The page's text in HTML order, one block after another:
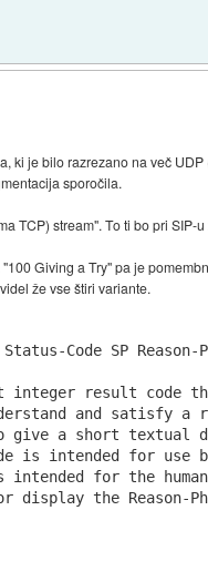
ki je bilo razrezano na več
sporočila.
TCP) stream". To ti bo pri SIP-
Giving a Try" pa je
že vse štiri variante.
Code SP Reason-
integer result code
and satisfy a
give a short textual
is intended for use
intended for the